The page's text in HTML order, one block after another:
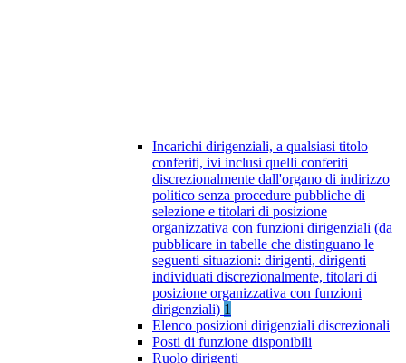
Incarichi dirigenziali, a qualsiasi titolo
conferiti, ivi inclusi quelli conferiti
discrezionalmente dall'organo di indirizzo
politico senza procedure pubbliche di
selezione e titolari di posizione
organizzativa con funzioni dirigenziali (da
pubblicare in tabelle che distinguano le
seguenti situazioni: dirigenti, dirigenti
individuati discrezionalmente, titolari di
posizione organizzativa con funzioni
dirigenziali) 1
Elenco posizioni dirigenziali discrezionali
Posti di funzione disponibili
Ruolo dirigenti